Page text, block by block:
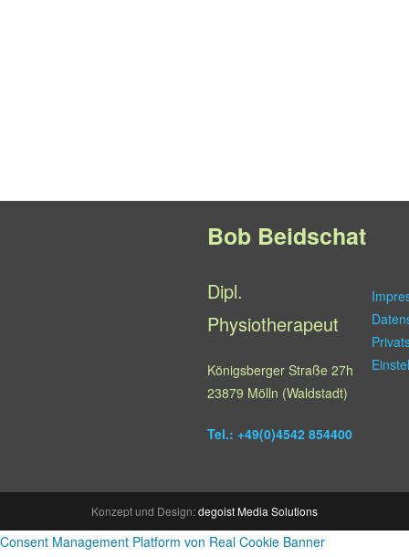
Bob Beidschat
Dipl.
Physiotherapeut
Königsberger Straße 27h
23879 Mölln (Waldstadt)
Tel.: +49(0)4542 854400
Konzept und Design:degoist Media Solutions
Consent Management Platform von Real Cookie Banner